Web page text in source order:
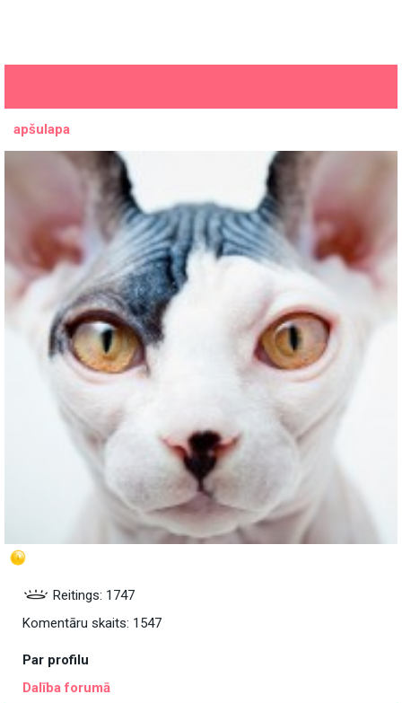
apšulapa
Reitings: 1747
Komentāru skaits: 1547
Par profilu
Dalība forumā